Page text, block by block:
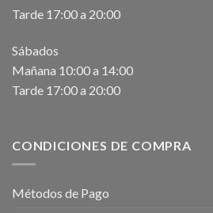
Tarde 17:00 a 20:00
Sábados
Mañana 10:00 a 14:00
Tarde 17:00 a 20:00
CONDICIONES DE COMPRA
Métodos de Pago